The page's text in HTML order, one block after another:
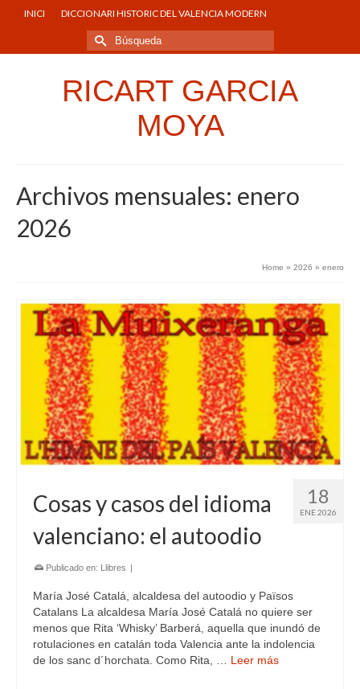
INICI DICCIONARI HISTORIC DEL VALENCIA MODERN
Buscar
por:
RICART GARCIA
MOYA
Archivos mensuales: enero
2026
Home » 2026 » enero
18
ENE 2026
Cosas y casos del idioma
valenciano: el autoodio
Publicado en: Llibres |
María José Catalá, alcaldesa del autoodio y Països
Catalans La alcaldesa María José Catalá no quiere ser
menos que Rita ‘Whisky’ Barberá, aquella que inundó de
rotulaciones en catalán toda Valencia ante la indolencia
de los sanc d´horchata. Como Rita, … Leer más